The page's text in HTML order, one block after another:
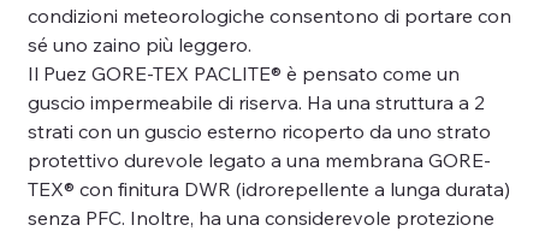
condizioni meteorologiche consentono di portare con
sé uno zaino più leggero.
Il Puez GORE-TEX PACLITE® è pensato come un
guscio impermeabile di riserva. Ha una struttura a 2
strati con un guscio esterno ricoperto da uno strato
protettivo durevole legato a una membrana GORE-
TEX® con finitura DWR (idrorepellente a lunga durata)
senza PFC. Inoltre, ha una considerevole protezione